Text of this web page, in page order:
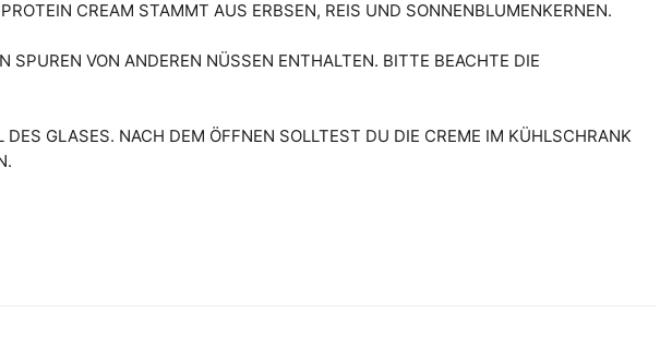
CREAM STAMMT AUS ERBSEN, REIS UND SONNENBLUMENKERNEN.
VON ANDEREN NÜSSEN ENTHALTEN. BITTE BEACHTE DIE
GLASES. NACH DEM ÖFFNEN SOLLTEST DU DIE CREME IM KÜHLSCHRANK